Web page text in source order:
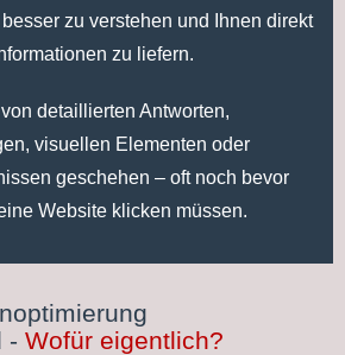
besser zu verstehen und Ihnen direkt
zu liefern.
detaillierten Antworten,
visuellen Elementen oder
geschehen – oft noch bevor
Website klicken müssen.
- Wofür eigentlich?